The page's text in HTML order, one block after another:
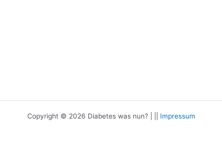
Copyright © 2026 Diabetes was nun? | || Impressum